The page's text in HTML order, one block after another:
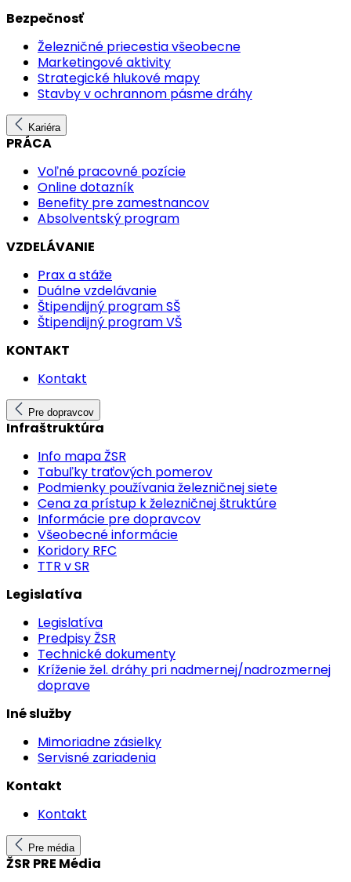
Bezpečnosť
Železničné priecestia všeobecne
Marketingové aktivity
Strategické hlukové mapy
Stavby v ochrannom pásme dráhy
Kariéra
PRÁCA
Voľné pracovné pozície
Online dotazník
Benefity pre zamestnancov
Absolventský program
VZDELÁVANIE
Prax a stáže
Duálne vzdelávanie
Štipendijný program SŠ
Štipendijný program VŠ
KONTAKT
Kontakt
Pre dopravcov
Infraštruktúra
Info mapa ŽSR
Tabuľky traťových pomerov
Podmienky používania železničnej siete
Cena za prístup k železničnej štruktúre
Informácie pre dopravcov
Všeobecné informácie
Koridory RFC
TTR v SR
Legislatíva
Legislatíva
Predpisy ŽSR
Technické dokumenty
Kríženie žel. dráhy pri nadmernej/nadrozmernej
doprave
Iné služby
Mimoriadne zásielky
Servisné zariadenia
Kontakt
Kontakt
Pre média
ŽSR PRE Média